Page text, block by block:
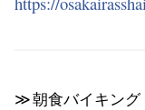
朝食バイキング